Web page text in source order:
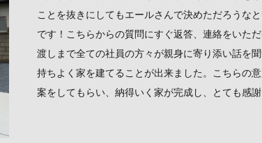
ことを抜きにしてもエールさんで決めただろうな
です！こちらからの質問にすぐ返答、連絡をいた
渡しまで全ての社員の方々が親身に寄り添い話を
持ちよく家を建てることが出来ました。こちらの
案をしてもらい、納得いく家が完成し、とても感謝